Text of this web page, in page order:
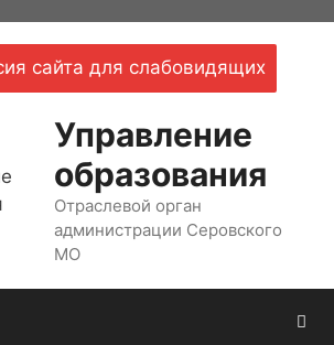
сайта для слабовидящих
Управление
образования
Отраслевой орган
администрации Серовского
МО